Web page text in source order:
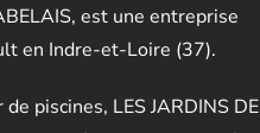
est une entreprise
en Indre-et-Loire (37).
piscines, LES JARDINS DE